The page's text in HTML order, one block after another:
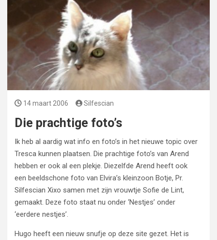
14 maart 2006 Silfescian
Die prachtige foto’s
Ik heb al aardig wat info en foto’s in het nieuwe topic over
Tresca kunnen plaatsen. Die prachtige foto’s van Arend
hebben er ook al een plekje. Diezelfde Arend heeft ook
een beeldschone foto van Elvira’s kleinzoon Botje, Pr.
Silfescian Xixo samen met zijn vrouwtje Sofie de Lint,
gemaakt. Deze foto staat nu onder ‘Nestjes’ onder
‘eerdere nestjes’.
Hugo heeft een nieuw snufje op deze site gezet. Het is